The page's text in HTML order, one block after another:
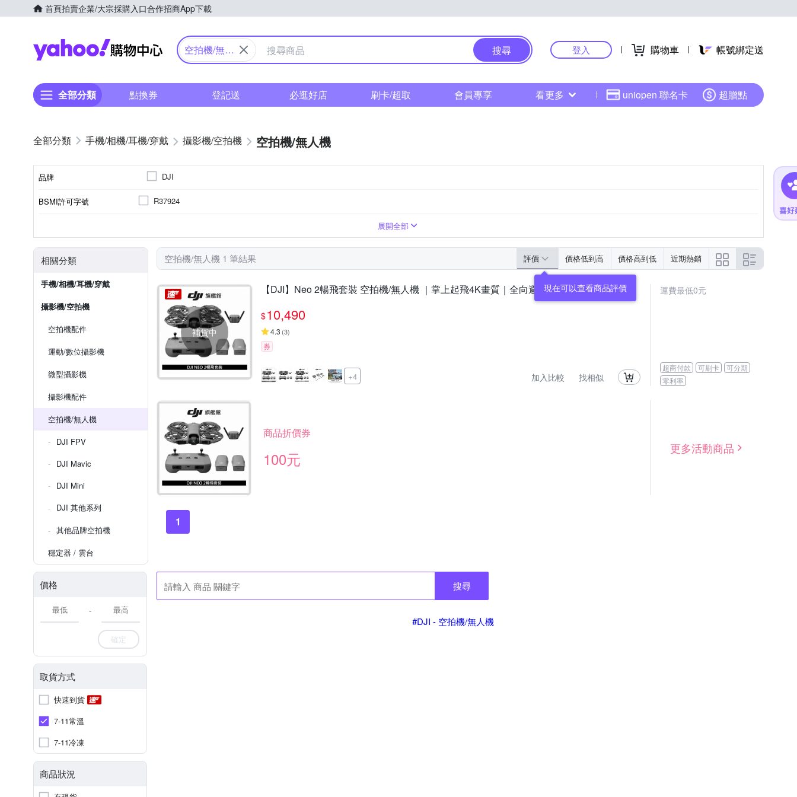
首頁拍賣企業/大宗採購入口合作招商App下載
Yahoo購物中心
空拍機/無人
搜尋 登入 購物車 帳號綁定送
全部分類 點換券 登記送 必逛好店 刷卡/超取 會員專享 看更多 uniopen 聯名卡 超贈點
手機/相機/耳機/穿戴 攝影機/空拍機 空拍機/無人機
品牌
品牌名稱
DJI
BSMI許可字號 R37924
展開全部
相關分類
手機/相機/耳機/穿戴
攝影機/空拍機
空拍機配件
運動/數位攝影機
微型攝影機
攝影機配件
空拍機/無人機
DJI FPV
DJI Mavic
DJI Mini
DJI 其他系列
其他品牌空拍機
穩定器 / 雲台
價格
-
確定
取貨方式
快速到貨
7-11常溫
7-11冷凍
商品狀況
空拍機/無人機 1 筆結果 評價 價格低到高 價格高到低 近期熱銷
現在可以查看商品評價
補貨中
【DJI】Neo 2暢飛套裝 空拍機/無人機 ｜掌上起飛4K畫質｜全向避障最安心
$10,490
4.3 (3)
券
+4 加入比較 找相似
運費最低0元
超商付款 可刷卡
可分期
零利率
商品折價券
100元
更多活動商品
1
搜尋
#DJI - 空拍機/無人機